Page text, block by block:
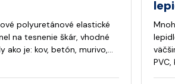
polyuretánové elastické
na tesnenie škár, vhodné
ako je: kov, betón, murivo,…
PVC,